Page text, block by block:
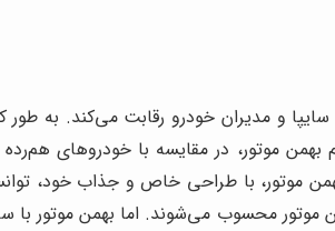
سایپا و مدیران خودرو رقابت می‌کند. به
موتور، در مقایسه با خودروهای
موتور، با طراحی خاص و جذاب خود،
موتور محسوب می‌شوند. اما بهمن موتور